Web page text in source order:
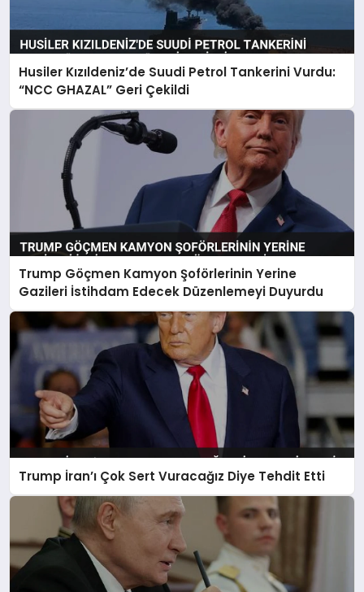
Husiler Kızıldeniz’de Suudi Petrol Tankerini Vurdu:
“NCC GHAZAL” Geri Çekildi
Trump Göçmen Kamyon Şoförlerinin Yerine
Gazileri İstihdam Edecek Düzenlemeyi Duyurdu
Trump İran’ı Çok Sert Vuracağız Diye Tehdit Etti